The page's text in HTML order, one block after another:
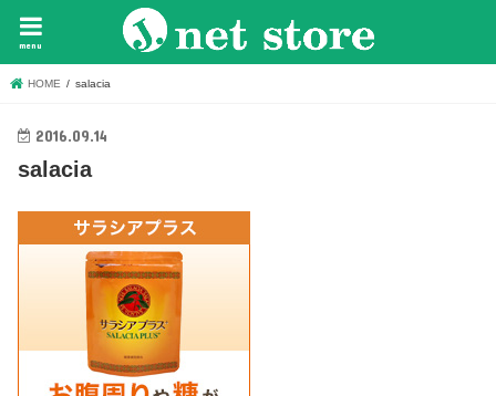
menu
HOME salacia
2016.09.14
salacia